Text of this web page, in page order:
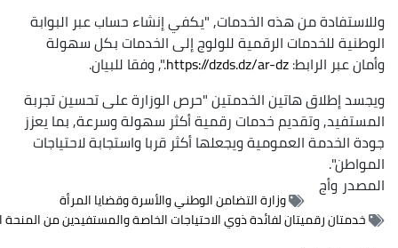
من هذه الخدمات, "يكفي إنشاء حساب عبر البوابة
للخدمات الرقمية للولوج إلى الخدمات بكل سهولة
الرابط:https://dzds.dz/ar-dz.", وفقا للبيان.
هاتين الخدمتين "حرص الوزارة على تحسين تجربة
وتقديم خدمات رقمية أكثر سهولة وسرعة, بما يعزز
العمومية ويجعلها أكثر قربا واستجابة لاحتياجات
وأج
وزارة التضامن الوطني والأسرة وقضايا المرأة
رقميتان لفائدة ذوي الاحتياجات الخاصة والمستفيدين من المنحة الجزافية